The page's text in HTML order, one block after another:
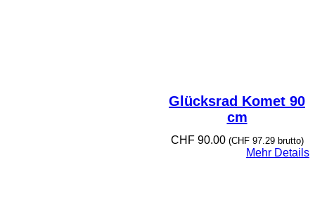
Glücksrad Komet 90
cm
CHF90.00 (CHF97.29brutto)
Mehr Details